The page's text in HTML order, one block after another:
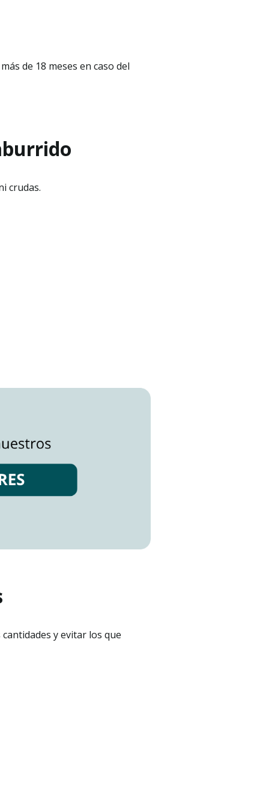
de 18 meses en caso del
crudas.
y evitar los que